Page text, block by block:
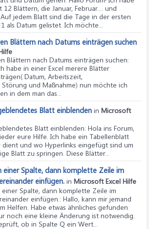
Blättern, die Januar, Februar.... und
jedem Blatt sind die Tage in der ersten
als Datum gelistet. Ich möchte...
Blättern nach Datums einträgen suchen
Blättern nach Datums einträgen suchen:
habe in einer Excel merere Blätter
Datum, Arbeitszeit,
und Maßnahme) nun möchte ich
in dem man das...
Blatt einblenden in Microsoft
Blatt einblenden: Hola ins Forum,
eure Hilfe. Ich habe ein Tabellenblatt
dient und wo Hyperlinks eingefügt sind um
Blatt zu springen. Diese Blätter...
einer Spalte, dann komplette Zeile im
einfügen. in Microsoft Excel Hilfe
Spalte, dann komplette Zeile im
einfügen.: Hallo, kann mir jemand
Helfen. Habe etwas ähnliches gefunden
noch eine kleine Änderung ist notwendig.
ob in Spalte Q ein Wert...